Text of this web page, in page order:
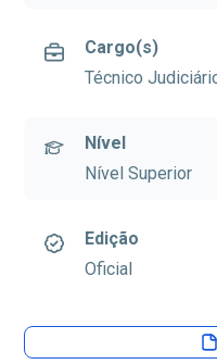
Cargo(s)
Técnico
Nível
Nível Superior
Edição
Oficial